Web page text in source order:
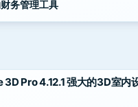
务管理工具
3D Pro 4.12.1 强大的3D室内